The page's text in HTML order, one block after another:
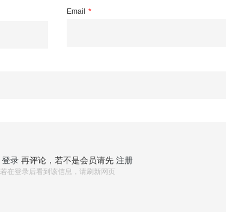
Email *
登录再评论，若不是会员请先 注册
若在登录后看到该信息，请刷新网页